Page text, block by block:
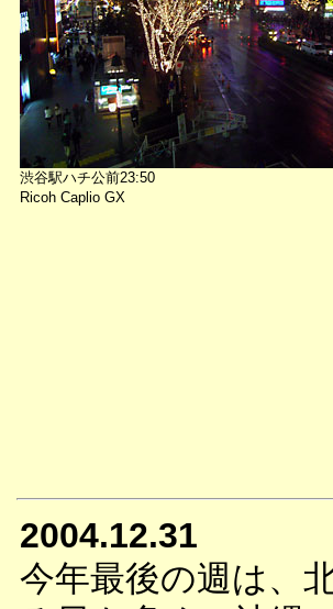
渋谷駅ハチ公前23:50
Ricoh Caplio GX
2004.12.31
今年最後の週は、